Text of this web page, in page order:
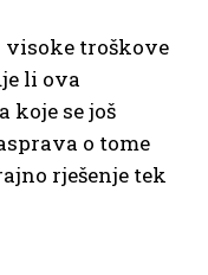
troškove
li ova
se još
o tome
rješenje tek